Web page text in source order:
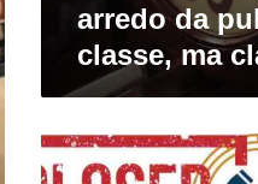
arredo da
classe, ma
Cascade
Brewing